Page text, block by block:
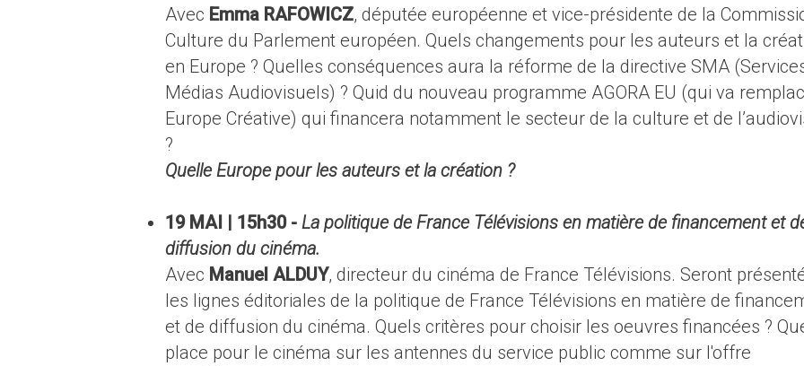
Avec Emma RAFOWICZ, députée européenne et vice-présidente de la
Culture du Parlement européen. Quels changements pour les auteurs et la
en Europe ? Quelles conséquences aura la réforme de la directive SMA
Médias Audiovisuels) ? Quid du nouveau programme AGORA EU (qui va
Europe Créative) qui financera notamment le secteur de la culture et de
?
Quelle Europe pour les auteurs et la création ?
19 MAI | 15h30 - La politique de France Télévisions en matière de financement et
diffusion du cinéma.
Avec Manuel ALDUY, directeur du cinéma de France Télévisions. Seront
les lignes éditoriales de la politique de France Télévisions en matière de
et de diffusion du cinéma. Quels critères pour choisir les oeuvres financées ?
place pour le cinéma sur les antennes du service public comme sur l'offre